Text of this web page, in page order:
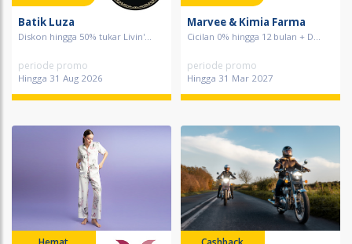
Batik Luza
Diskon hingga 50% tukar Livin'...
periode promo
Hingga 31 Aug 2026
Marvee & Kimia Farma
Cicilan 0% hingga 12 bulan + D...
periode promo
Hingga 31 Mar 2027